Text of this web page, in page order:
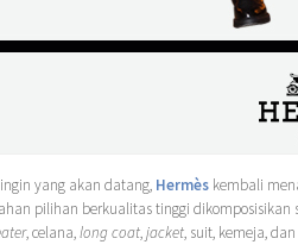
yang akan datang, Hermès kembali
pilihan berkualitas tinggi dikomposisikan
, celana,long coat,jacket, suit, kemeja, dan